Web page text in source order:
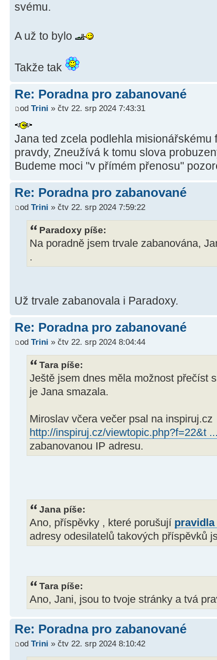
svému.
A už to bylo
Takže tak
Re: Poradna pro zabanované
od Trini » čtv 22. srp 2024 7:43:31
Jana ted zcela podlehla misionářskému
pravdy, Zneužívá k tomu slova
Budeme moci "v přímém přenosu"
Re: Poradna pro zabanované
od Trini » čtv 22. srp 2024 7:59:22
Paradoxy píše:
Na poradně jsem trvale zabanována,
.
Už trvale zabanovala i Paradoxy.
Re: Poradna pro zabanované
od Trini » čtv 22. srp 2024 8:04:44
Tara píše:
Ještě jsem dnes měla možnost přečíst
je Jana smazala.
Miroslav včera večer psal na inspiruj.cz
http://inspiruj.cz/viewtopic.php?f=22&t
zabanovanou IP adresu.
Jana píše:
Ano, příspěvky , které porušují
adresy odesilatelů takových příspěvků
Tara píše:
Ano, Jani, jsou to tvoje stránky a tvá
Re: Poradna pro zabanované
od Trini » čtv 22. srp 2024 8:10:42